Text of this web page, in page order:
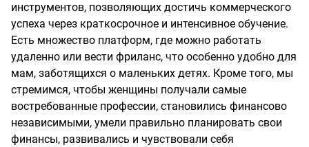
инструментов, позволяющих достичь коммерческого
успеха через краткосрочное и интенсивное обучение.
Есть множество платформ, где можно работать
удаленно или вести фриланс, что особенно удобно для
мам, заботящихся о маленьких детях. Кроме того, мы
стремимся, чтобы женщины получали самые
востребованные профессии, становились финансово
независимыми, умели правильно планировать свои
финансы, развивались и чувствовали себя